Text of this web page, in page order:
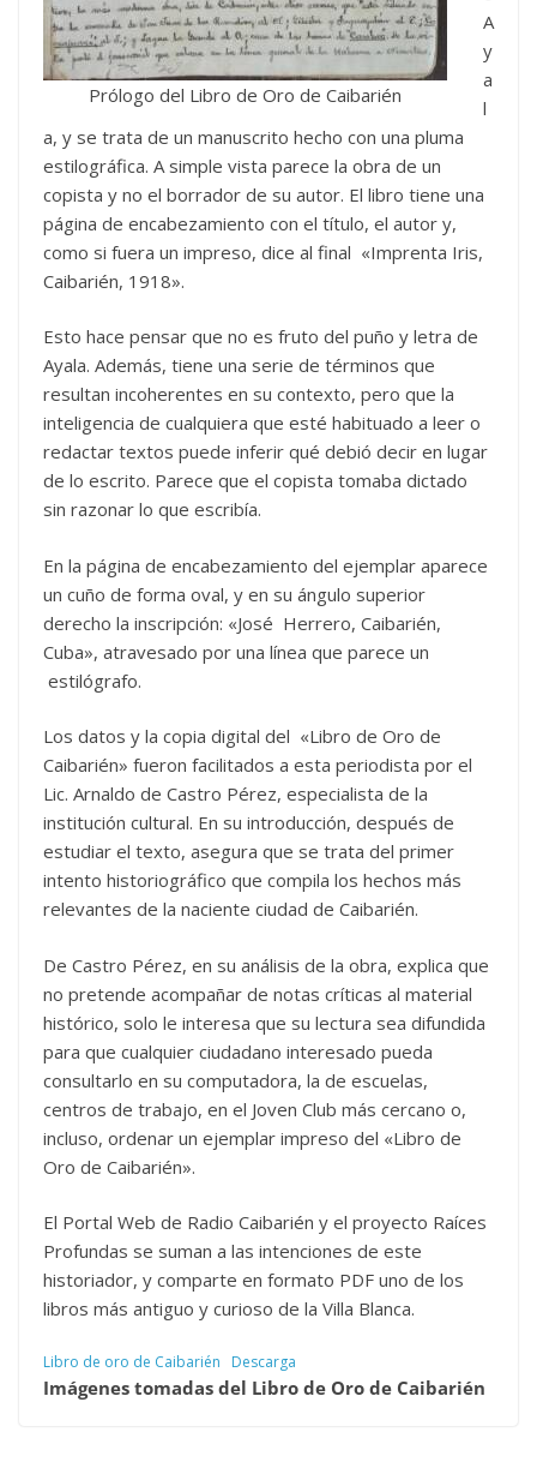
Prólogo del Libro de Oro de Caibarién
A
y
a
l
a, y se trata de un manuscrito hecho con una pluma
estilográfica. A simple vista parece la obra de un
copista y no el borrador de su autor. El libro tiene una
página de encabezamiento con el título, el autor y,
como si fuera un impreso, dice al final «Imprenta Iris,
Caibarién, 1918».
Esto hace pensar que no es fruto del puño y letra de
Ayala. Además, tiene una serie de términos que
resultan incoherentes en su contexto, pero que la
inteligencia de cualquiera que esté habituado a leer o
redactar textos puede inferir qué debió decir en lugar
de lo escrito. Parece que el copista tomaba dictado
sin razonar lo que escribía.
En la página de encabezamiento del ejemplar aparece
un cuño de forma oval, y en su ángulo superior
derecho la inscripción: «José Herrero, Caibarién,
Cuba», atravesado por una línea que parece un
estilógrafo.
Los datos y la copia digital del «Libro de Oro de
Caibarién» fueron facilitados a esta periodista por el
Lic. Arnaldo de Castro Pérez, especialista de la
institución cultural. En su introducción, después de
estudiar el texto, asegura que se trata del primer
intento historiográfico que compila los hechos más
relevantes de la naciente ciudad de Caibarién.
De Castro Pérez, en su análisis de la obra, explica que
no pretende acompañar de notas críticas al material
histórico, solo le interesa que su lectura sea difundida
para que cualquier ciudadano interesado pueda
consultarlo en su computadora, la de escuelas,
centros de trabajo, en el Joven Club más cercano o,
incluso, ordenar un ejemplar impreso del «Libro de
Oro de Caibarién».
El Portal Web de Radio Caibarién y el proyecto Raíces
Profundas se suman a las intenciones de este
historiador, y comparte en formato PDF uno de los
libros más antiguo y curioso de la Villa Blanca.
Libro de oro de Caibarién Descarga
Imágenes tomadas del Libro de Oro de Caibarién